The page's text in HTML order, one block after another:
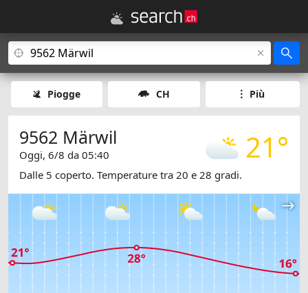
Piogge CH Più
21°
9562 Märwil
Oggi, 6/8 da 05:40
Dalle 5 coperto. Temperature tra 20 e 28 gradi.